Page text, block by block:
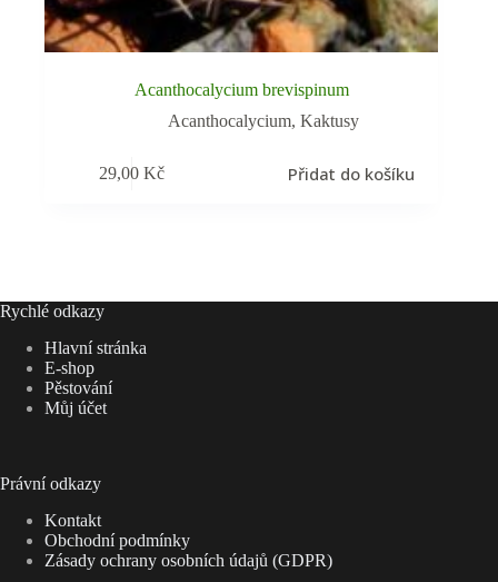
Acanthocalycium brevispinum
Acanthocalycium,Kaktusy
29,00Kč Přidat do košíku
Rychlé odkazy
Hlavní stránka
E-shop
Pěstování
Můj účet
Právní odkazy
Kontakt
Obchodní podmínky
Zásady ochrany osobních údajů (GDPR)